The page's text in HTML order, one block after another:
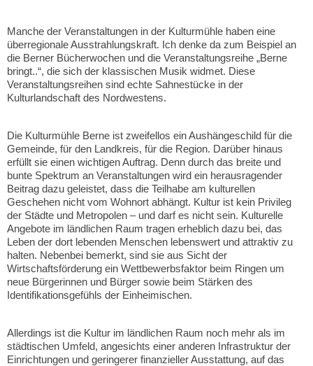
Manche der Veranstaltungen in der Kulturmühle haben eine
überregionale Ausstrahlungskraft. Ich denke da zum Beispiel an
die Berner Bücherwochen und die Veranstaltungsreihe „Berne
bringt..“, die sich der klassischen Musik widmet. Diese
Veranstaltungsreihen sind echte Sahnestücke in der
Kulturlandschaft des Nordwestens.
Die Kulturmühle Berne ist zweifellos ein Aushängeschild für die
Gemeinde, für den Landkreis, für die Region. Darüber hinaus
erfüllt sie einen wichtigen Auftrag. Denn durch das breite und
bunte Spektrum an Veranstaltungen wird ein herausragender
Beitrag dazu geleistet, dass die Teilhabe am kulturellen
Geschehen nicht vom Wohnort abhängt. Kultur ist kein Privileg
der Städte und Metropolen – und darf es nicht sein. Kulturelle
Angebote im ländlichen Raum tragen erheblich dazu bei, das
Leben der dort lebenden Menschen lebenswert und attraktiv zu
halten. Nebenbei bemerkt, sind sie aus Sicht der
Wirtschaftsförderung ein Wettbewerbsfaktor beim Ringen um
neue Bürgerinnen und Bürger sowie beim Stärken des
Identifikationsgefühls der Einheimischen.
Allerdings ist die Kultur im ländlichen Raum noch mehr als im
städtischen Umfeld, angesichts einer anderen Infrastruktur der
Einrichtungen und geringerer finanzieller Ausstattung, auf das